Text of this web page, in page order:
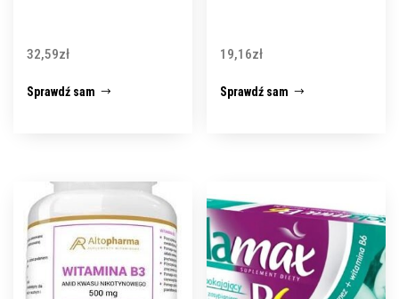
32,59zł
Sprawdź sam
19,16zł
Sprawdź sam